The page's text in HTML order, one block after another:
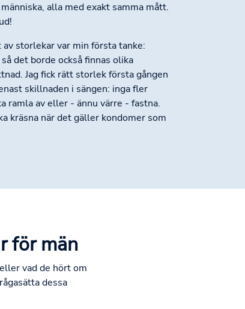
alla med exakt samma mått.
av storlekar var min första tanke:
det borde också finnas olika
Jag fick rätt storlek första gången
skillnaden i sängen: inga fler
ramla av eller - ännu värre - fastna.
kräsna när det gäller kondomer som
för män
vad de hört om
dessa